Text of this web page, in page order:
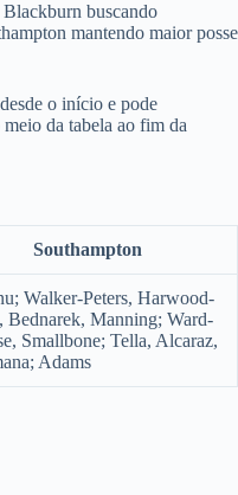
buscando
mantendo maior posse
o início e pode
da tabela ao fim da
Southampton
Walker-Peters, Harwood-
Bednarek, Manning; Ward-
Smallbone; Tella, Alcaraz,
Adams